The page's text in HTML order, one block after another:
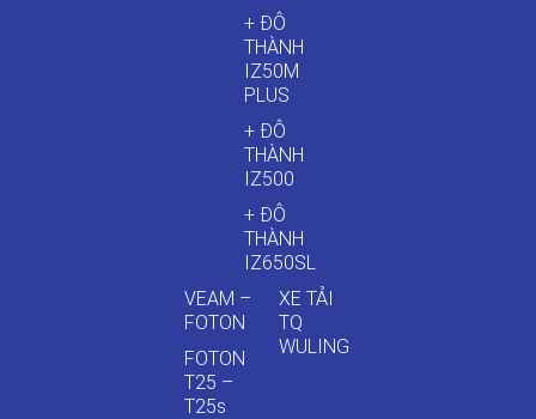
+ ĐÔ
THÀNH
IZ50M
PLUS
+ ĐÔ
THÀNH
IZ500
+ ĐÔ
THÀNH
IZ650SL
VEAM –
FOTON
FOTON
T25 –
T25s
XE TẢI
TQ
WULING